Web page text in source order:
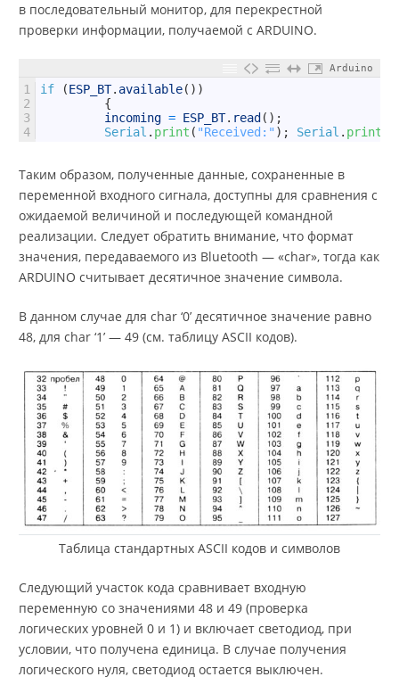
в последовательный монитор, для перекрестной
проверки информации, получаемой с ARDUINO.
Arduino
1
2
3
4
if (ESP_BT. available( ) )
{
incoming = ESP_BT. read ( ) ;
Serial . print ( "Received:" ) ; Serial . println
Таким образом, полученные данные, сохраненные в
переменной входного сигнала, доступны для сравнения с
ожидаемой величиной и последующей командной
реализации. Следует обратить внимание, что формат
значения, передаваемого из Bluetooth — «char», тогда как
ARDUINO считывает десятичное значение символа.
В данном случае для char ‘0’ десятичное значение равно
48, для char ‘1’ — 49 (см. таблицу ASCII кодов).
Таблица стандартных ASCII кодов и символов
Следующий участок кода сравнивает входную
переменную со значениями 48 и 49 (проверка
логических уровней 0 и 1) и включает светодиод, при
условии, что получена единица. В случае получения
логического нуля, светодиод остается выключен.